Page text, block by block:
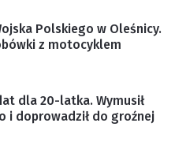
Polskiego w Oleśnicy.
z motocyklem
dla 20-latka. Wymusił
i doprowadził do groźnej